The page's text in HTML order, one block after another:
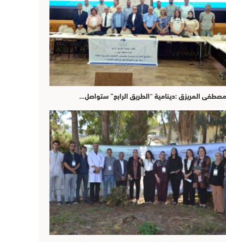
مصطفى المريزق :دينامية “الطريق الرابع” ستواصل…